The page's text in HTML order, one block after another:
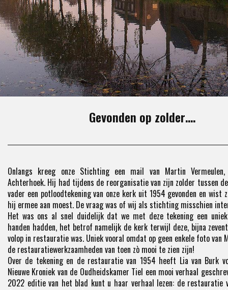
Gevonden op zolder….
Onlangs kreeg onze Stichting een mail van Martin
Achterhoek. Hij had tijdens de reorganisatie van zijn zolder tussen
vader een potloodtekening van onze kerk uit 1954 gevonden en wist
hij ermee aan moest. De vraag was of wij als stichting misschien
Het was ons al snel duidelijk dat we met deze tekening een
handen hadden, het betrof namelijk de kerk terwijl deze, bijna
volop in restauratie was. Uniek vooral omdat op geen enkele foto van
de restauratiewerkzaamheden van toen zò mooi te zien zijn!
Over de tekening en de restauratie van 1954 heeft Lia van Burk
Nieuwe Kroniek van de Oudheidskamer Tiel een mooi verhaal
2022 editie van het blad kunt u haar verhaal lezen: de restauratie